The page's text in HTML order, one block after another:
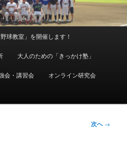
球教室」を開催します！
大人のための「きっかけ塾」
会・講習会 オンライン研究会
次へ→